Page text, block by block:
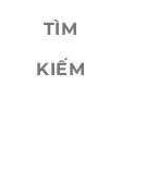
TÌM
KIẾM